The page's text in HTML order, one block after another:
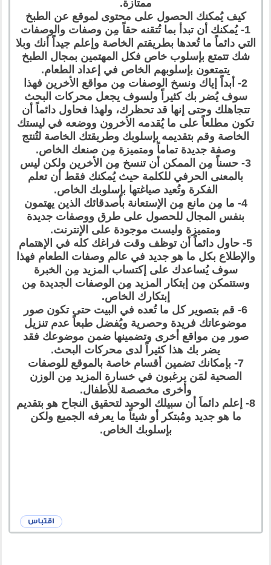
ممتازة.
كيف يُمكنك الحصول على محتوى لموقع عن الطبخ
1- يُمكنك أن تبدأ بما تُتقنه حقاً مِن وصفات والوصفات
التي دائماً ما تُعدها بطريقتم الخاصة وإعلم جيداً أنك وبلا
شك تتمتع بإسلوب خاص فكل المهتمين بمجال الطبخ
يتمتعون بإسلوبهم الخاص في إعداد الطعام.
2- أبداً إياك ونسخ الوصفات مِن مواقع الأخرين فهذا
سوف يُضر بك كثيراً ولسوف يجعل محركات البحث
تتجاهلك وحتى إنها قد تحظرك، ولهذا فحاول دائماً أن
تكون مطلعاً على ما يُقدمه الأخرون ووضعه في ليستك
الخاصة وقم بتقديمه بإسلوبك وطريقتك الخاصة لتُنتج
وصفة جديدة تماماً ومتميزة مِن صنعك الخاص.
3- حسناً مِن الممكن أن تنسخ مِن الأخرين ولكن ليس
بالمعنى الحرفي للكلمة حيث يُمكنك فقط أن تعلم
الفكرة وتُعيد صياغتها بإسلوبك الخاص.
4- ما مِن مانع مِن الإستعانة بأصدقائك الذين يهتمون
بنفس المجال للحصول على طرق ووصفات جديدة
ومتميزة وليست موجودة على الإنترنت.
5- حاول دائماً أن توظف وقت فراغك كله في الإهتمام
والإطلاع بكل ما هو جديد في عالم وصفات الطعام فهذا
سوف يُساعدك على إكتساب المزيد مِن الخبرة
وستتمكن مِن إبتكار المزيد مِن الوصفات الجديدة مِن
إبتكارك الخاص.
6- قم بتصوير كل ما تُعده في البيت حتى تكون صور
موضوعاتك فريدة وحصرية ويُفضل طبعاً عدم تنزيل
صور مِن مواقع أخرى وتضمينها ضمن موضوعك فقد
يضر بك هذا كثيراً لدى محركات البحث.
7- بإمكانك تضمين أقسام خاصة بالموقع للوصفات
الصحية لمَن يرغبون في خسارة المزيد مِن الوزن
وأخرى مخصصة للأطفال.
8- إعلم دائماَ أن سبيلك الوحيد لتحقيق النجاح هو بتقديم
ما هو جديد ومُبتكر أو شيئاً ما يعرفه الجميع ولكن
بإسلوبك الخاص.